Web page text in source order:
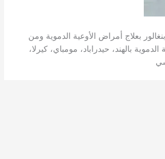
بعلاج أمراض الأوعية الدموية ومن
بالهند، حيدراباد، مومباي، كيرلا،